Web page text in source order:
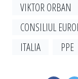
VIKTOR ORBAN
CONSILIUL
ITALIA
PPE